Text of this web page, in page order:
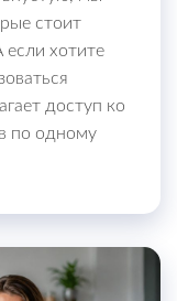
стоит
хотите
доступ ко
по одному